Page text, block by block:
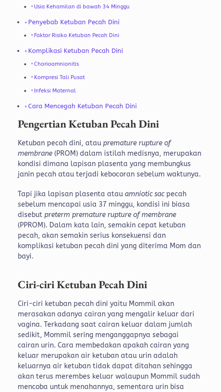
Usia Kehamilan di bawah 34 Minggu
Penyebab Ketuban Pecah Dini
Faktor Risiko Ketuban Pecah Dini
Komplikasi Ketuban Pecah Dini
Chorioamnionitis
Kompresi Tali Pusat
Infeksi Maternal
Cara Mencegah Ketuban Pecah Dini
Pengertian Ketuban Pecah Dini
Ketuban pecah dini, atau premature rupture of
membrane(PROM) dalam istilah medisnya, merupakan
kondisi dimana lapisan plasenta yang membungkus
janin pecah atau terjadi kebocoran sebelum waktunya.
Tapi jika lapisan plasenta atau amniotic sacpecah
sebelum mencapai usia 37 minggu, kondisi ini biasa
disebut preterm premature rupture of membrane
(PPROM). Dalam kata lain, semakin cepat ketuban
pecah, akan semakin serius konsekuensi dan
komplikasi ketuban pecah dini yang diterima Mom dan
bayi.
Ciri-ciri Ketuban Pecah Dini
Ciri-ciri ketuban pecah dini yaitu Mommil akan
merasakan adanya cairan yang mengalir keluar dari
vagina. Terkadang saat cairan keluar dalam jumlah
sedikit, Mommil sering menganggapnya sebagai
cairan urin. Cara membedakan apakah cairan yang
keluar merupakan air ketuban atau urin adalah
keluarnya air ketuban tidak dapat ditahan sehingga
akan terus merembes keluar walaupun Mommil sudah
mencoba untuk menahannya, sementara urin bisa